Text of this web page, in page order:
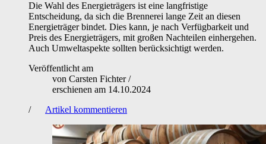
Die Wahl des Energieträgers ist eine langfristige
Entscheidung, da sich die Brennerei lange Zeit an diesen
Energieträger bindet. Dies kann, je nach Verfügbarkeit und
Preis des Energieträgers, mit großen Nachteilen einhergehen.
Auch Umweltaspekte sollten berücksichtigt werden.
Veröffentlicht am
von Carsten Fichter/
erschienen am 14.10.2024
/
Artikel kommentieren